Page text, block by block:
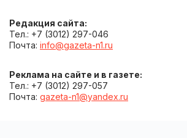
Редакция сайта:
Тел.: +7 (3012) 297-046
Почта: info@gazeta-n1.ru
Реклама на сайте и в газете:
Тел.: +7 (3012) 297-057
Почта: gazeta-n1@yandex.ru